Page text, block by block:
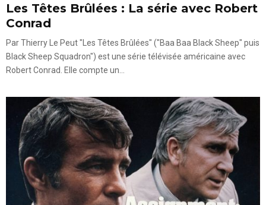
Les Têtes Brûlées : La série avec Robert
Conrad
Par Thierry Le Peut "Les Têtes Brûlées" ("Baa Baa Black Sheep" puis
Black Sheep Squadron") est une série télévisée américaine avec
Robert Conrad. Elle compte un...